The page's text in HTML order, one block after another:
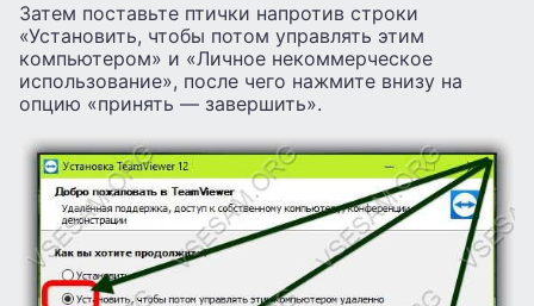
Затем поставьте птички напротив строки
«Установить, чтобы потом управлять этим
компьютером» и «Личное некоммерческое
использование», после чего нажмите внизу на
опцию «принять — завершить».